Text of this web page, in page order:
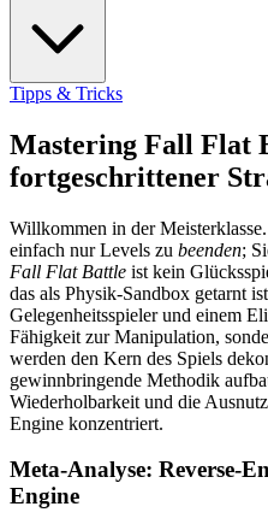
Tipps & Tricks
Mastering Fall Flat
fortgeschrittener
Willkommen in der
einfach nur Levels zu beenden;
Fall Flat Battle ist kein
das als Physik-Sandbox getarnt
Gelegenheitsspieler und einem
Fähigkeit zur Manipulation,
werden den Kern des Spiels
gewinnbringende Methodik
Wiederholbarkeit und die
Engine konzentriert.
Meta-Analyse: Reverse-
Engine